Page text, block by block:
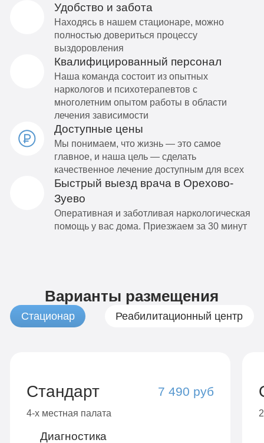
Удобство и забота
Находясь в нашем стационаре, можно
полностью довериться процессу
выздоровления
Квалифицированный персонал
Наша команда состоит из опытных
наркологов и психотерапевтов с
многолетним опытом работы в области
лечения зависимости
Доступные цены
Мы понимаем, что жизнь — это самое
главное, и наша цель — сделать
качественное лечение доступным для всех
Быстрый выезд врача в Орехово-
Зуево
Оперативная и заботливая наркологическая
помощь у вас дома. Приезжаем за 30 минут
Варианты размещения
Стационар Реабилитационный центр
Стандарт 7 490 руб
4-х местная палата
Диагностика